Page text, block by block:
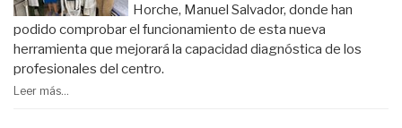
Horche, Manuel Salvador, donde han
podido comprobar el funcionamiento de esta nueva
herramienta que mejorará la capacidad diagnóstica de los
profesionales del centro.
Leer más...